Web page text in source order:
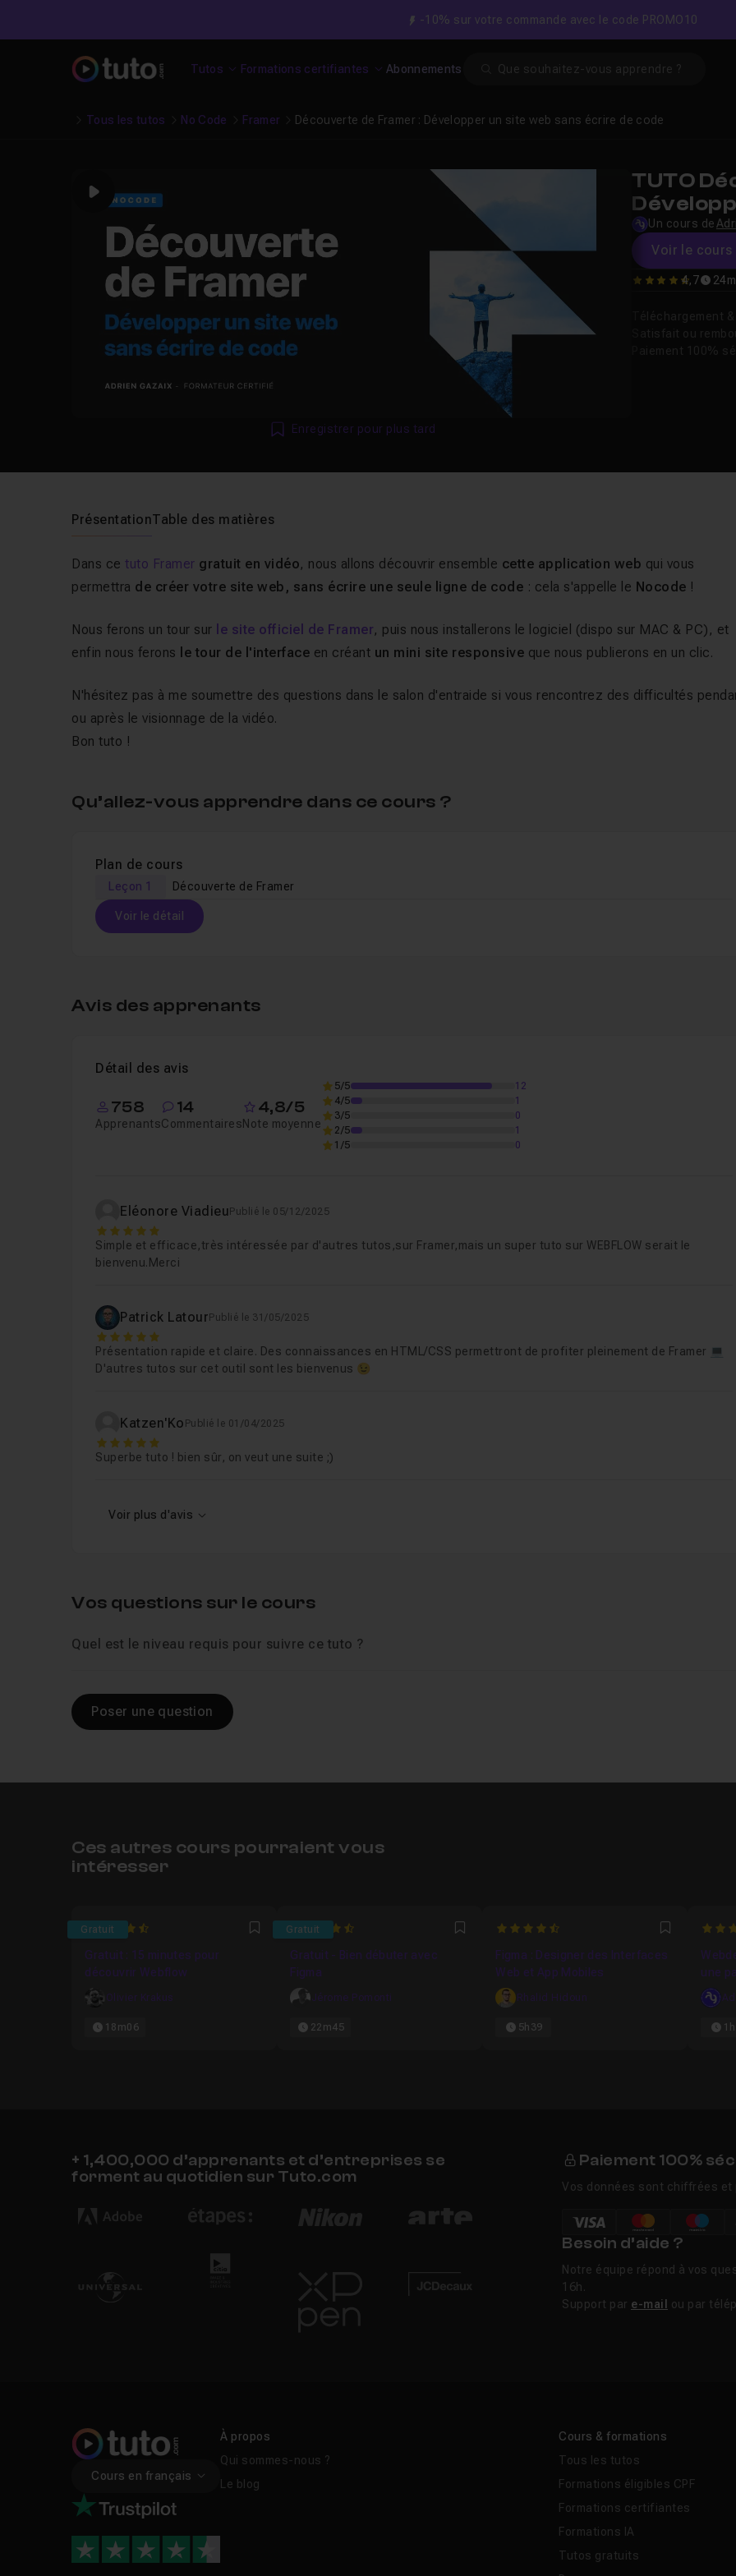
-10% sur votre commande avec le code PROMO10
Tutos Formations certifiantes Abonnements
Tous les tutos No Code Framer Découverte de Framer : Développer un site web sans écrire de code
Play
Enregistrer pour plus tard
TUTO
de code
Un cours de
Voir le cours
4.7142857142857
4,7
PrésentationTable des matières
Dans cetuto Framer gratuit en vidéo, nous allons découvrir ensemble cette application web qui vous
permettra de créer votre site web, sans écrire une seule ligne de code : cela s'appelle le Nocode !
Nous ferons un tour sur le site officiel de Framer, puis nous installerons le logiciel (dispo sur MAC & PC), et
enfin nous ferons
le tour de l'interface en créant un mini site responsive que nous publierons en un clic.
N'hésitez pas à me soumettre des questions dans le salon d'entraide si vous rencontrez des difficultés
ou après le visionnage de la vidéo.
Bon tuto !
Qu’allez-vous apprendre dans ce cours ?
Plan de cours
Leçon 1 Découverte de Framer
Voir le détail
Avis des apprenants
Détail des avis
758
Apprenants
14
Commentaires
4,8/5
Note moyenne
5/5
12
4/5
1
3/5
0
2/5
1
1/5
0
Eléonore Viadieu Publié le 05/12/2025
5
Simple et efficace,très intéressée par d'autres tutos,sur Framer,mais un super tuto sur WEBFLOW serait le
bienvenu.Merci
Patrick Latour Publié le 31/05/2025
5
Présentation rapide et claire. Des connaissances en HTML/CSS permettront de profiter pleinement de Framer 💻
D'autres tutos sur cet outil sont les bienvenus 😉
Katzen'Ko Publié le 01/04/2025
5
Superbe tuto ! bien sûr, on veut une suite ;)
Voir plus d'avis
Vos questions sur le cours
Quel est le niveau requis pour suivre ce tuto ?
Poser une question
Ces autres cours pourraient vous
intéresser
Gratuit
4.625 Favori
Gratuit : 15 minutes pour
découvrir Webflow
Olivier Krakus
18m06
Gratuit
4.8275862068966 Favori
Gratuit - Bien débuter avec
Figma
Jérome Pomonti
22m45
4.4 Favori
Figma : Designer des Interfaces
Web et App Mobiles
Rhalid Hidoun
5h39
5
une
+ 1,400,000 d’apprenants et d’entreprises se
forment au quotidien sur Tuto.com
Paiement 100%
Vos données sont chiffrées
Besoin d’aide ?
Notre équipe répond à vos
16h.
Support par e-mail ou par
Cours en français
À propos
Qui sommes-nous ?
Le blog
Cours & formations
Tous les tutos
Formations éligibles CPF
Formations certifiantes
Formations IA
Tutos gratuits